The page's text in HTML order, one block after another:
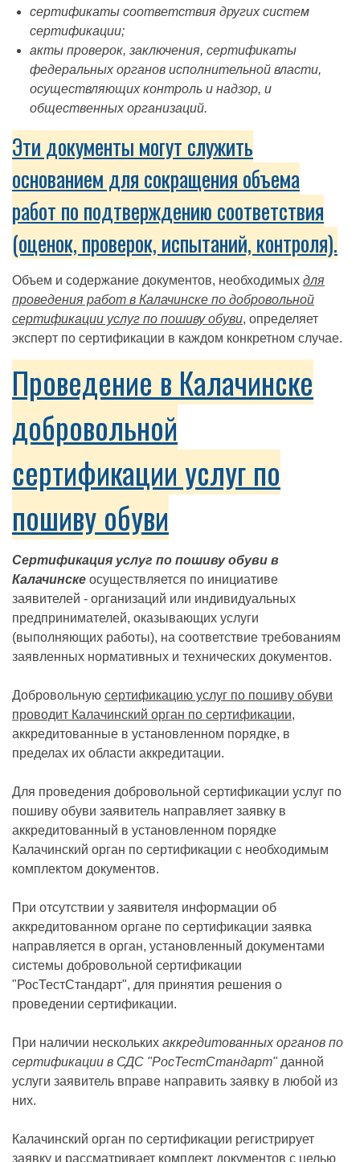
сертификаты соответствия других систем
сертификации;
акты проверок, заключения, сертификаты
федеральных органов исполнительной власти,
осуществляющих контроль и надзор, и
общественных организаций.
Эти документы могут служить
основанием для сокращения объема
работ по подтверждению соответствия
(оценок, проверок, испытаний, контроля).
Объем и содержание документов, необходимых для
проведения работ в Калачинске по добровольной
сертификации услуг по пошиву обуви, определяет
эксперт по сертификации в каждом конкретном случае.
Проведение в Калачинске
добровольной
сертификации услуг по
пошиву обуви
Сертификация услуг по пошиву обуви в
Калачинске осуществляется по инициативе
заявителей - организаций или индивидуальных
предпринимателей, оказывающих услуги
(выполняющих работы), на соответствие требованиям
заявленных нормативных и технических документов.
Добровольную сертификацию услуг по пошиву обуви
проводит Калачинский орган по сертификации,
аккредитованные в установленном порядке, в
пределах их области аккредитации.
Для проведения добровольной сертификации услуг по
пошиву обуви заявитель направляет заявку в
аккредитованный в установленном порядке
Калачинский орган по сертификации с необходимым
комплектом документов.
При отсутствии у заявителя информации об
аккредитованном органе по сертификации заявка
направляется в орган, установленный документами
системы добровольной сертификации
"РосТестСтандарт", для принятия решения о
проведении сертификации.
При наличии нескольких аккредитованных органов по
сертификации в СДС "РосТестСтандарт"данной
услуги заявитель вправе направить заявку в любой из
них.
Калачинский орган по сертификации регистрирует
заявку и рассматривает комплект документов с целью